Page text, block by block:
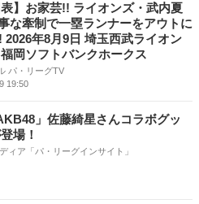
表】お家芸!! ライオンズ・武内夏
な牽制で一塁ランナーをアウトに
2026年8月9日 埼玉西武ライオン
岡ソフトバンクホークス
パ・リーグTV
19:50
」佐藤綺星さんコラボグッ
場！
ィア「パ・リーグインサイト」